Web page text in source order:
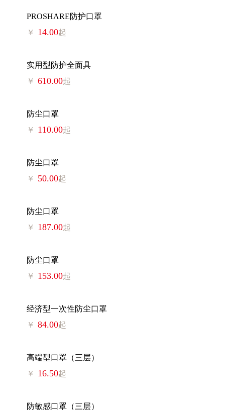
PROSHARE防护口罩
￥ 14.00起
实用型防护全面具
￥ 610.00起
防尘口罩
￥ 110.00起
防尘口罩
￥ 50.00起
防尘口罩
￥ 187.00起
防尘口罩
￥ 153.00起
经济型一次性防尘口罩
￥ 84.00起
高端型口罩（三层）
￥ 16.50起
防敏感口罩（三层）